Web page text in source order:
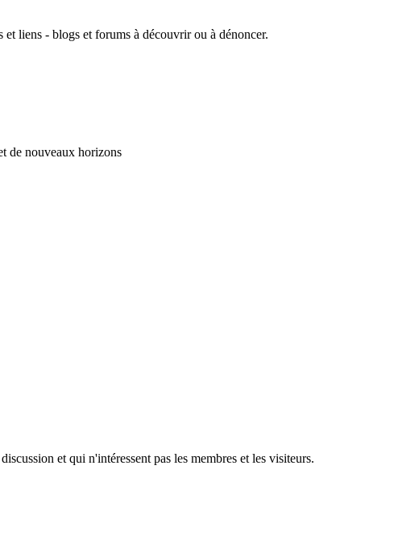
et liens - blogs et forums à découvrir ou à dénoncer.
de nouveaux horizons
et qui n'intéressent pas les membres et les visiteurs.